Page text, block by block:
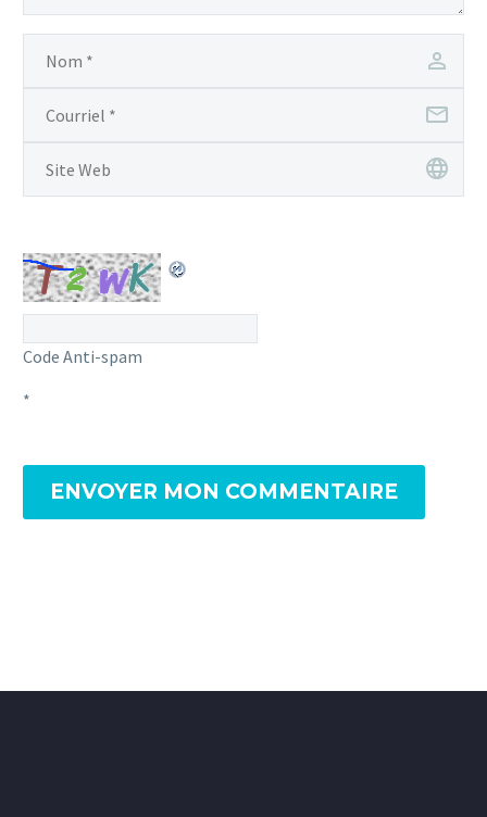
Code Anti-spam
*
ENVOYER MON COMMENTAIRE